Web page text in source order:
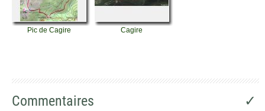
Pic de Cagire Cagire
Commentaires ✓